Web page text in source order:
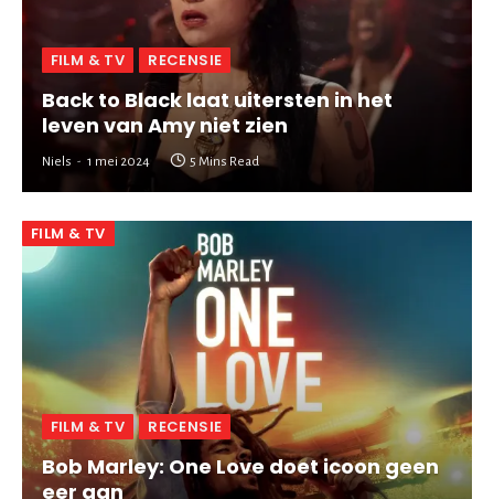
FILM & TV RECENSIE
Back to Black laat uitersten in het
leven van Amy niet zien
Niels 1 mei 2024 5 Mins Read
FILM & TV
FILM & TV RECENSIE
Bob Marley: One Love doet icoon geen
eer aan